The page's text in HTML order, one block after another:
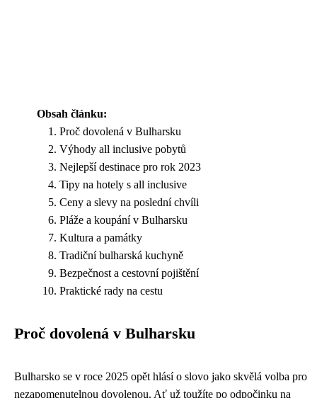
Obsah článku:
Proč dovolená v Bulharsku
Výhody all inclusive pobytů
Nejlepší destinace pro rok 2023
Tipy na hotely s all inclusive
Ceny a slevy na poslední chvíli
Pláže a koupání v Bulharsku
Kultura a památky
Tradiční bulharská kuchyně
Bezpečnost a cestovní pojištění
Praktické rady na cestu
Proč dovolená v Bulharsku
Bulharsko se v roce 2025 opět hlásí o slovo jako skvělá volba pro
nezapomenutelnou dovolenou. Ať už toužíte po odpočinku na